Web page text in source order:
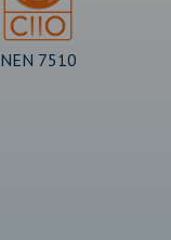
NEN 7510